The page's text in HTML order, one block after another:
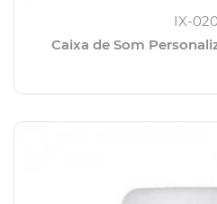
IX-
Caixa de Som